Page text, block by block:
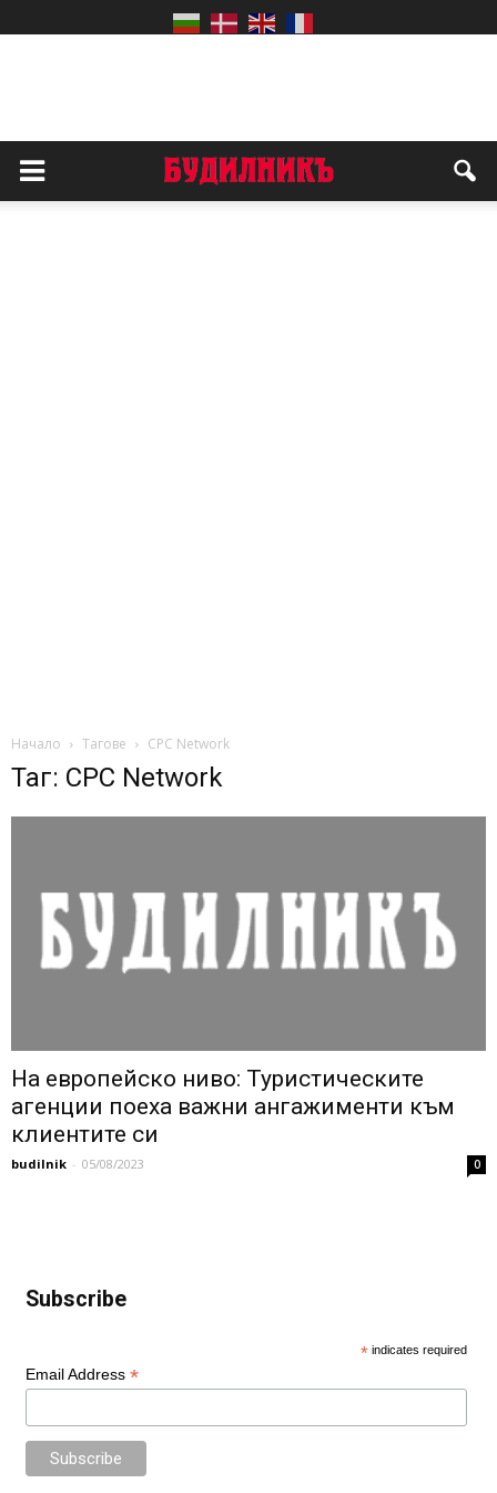
Начало Тагове СРС Network
Таг: СРС Network
На европейско ниво: Туристическите
агенции поеха важни ангажименти към
клиентите си
budilnik - 05/08/2023 0
Subscribe
* indicates required
Email Address *